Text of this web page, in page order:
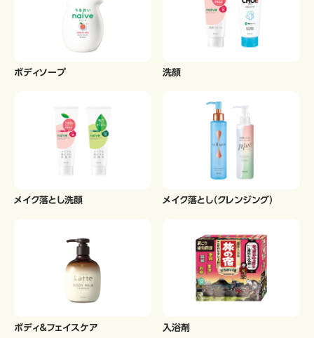
ボディソープ 洗顔
メイク落とし洗顔 メイク落とし（クレンジング）
ボディ＆フェイスケア 入浴剤